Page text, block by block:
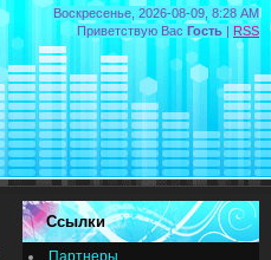
Воскресенье, 2026-08-09, 8:28 AM
Приветствую Вас Гость | RSS
Ссылки
Партнеры